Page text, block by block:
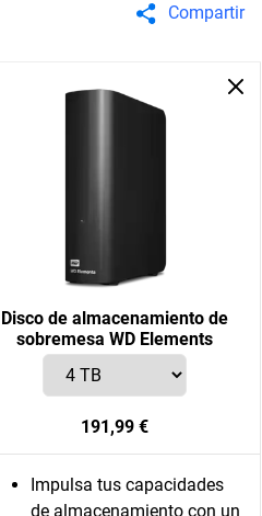
Compartir
Disco de almacenamiento de
sobremesa WD Elements
191,99 €
Impulsa tus capacidades
de almacenamiento con un